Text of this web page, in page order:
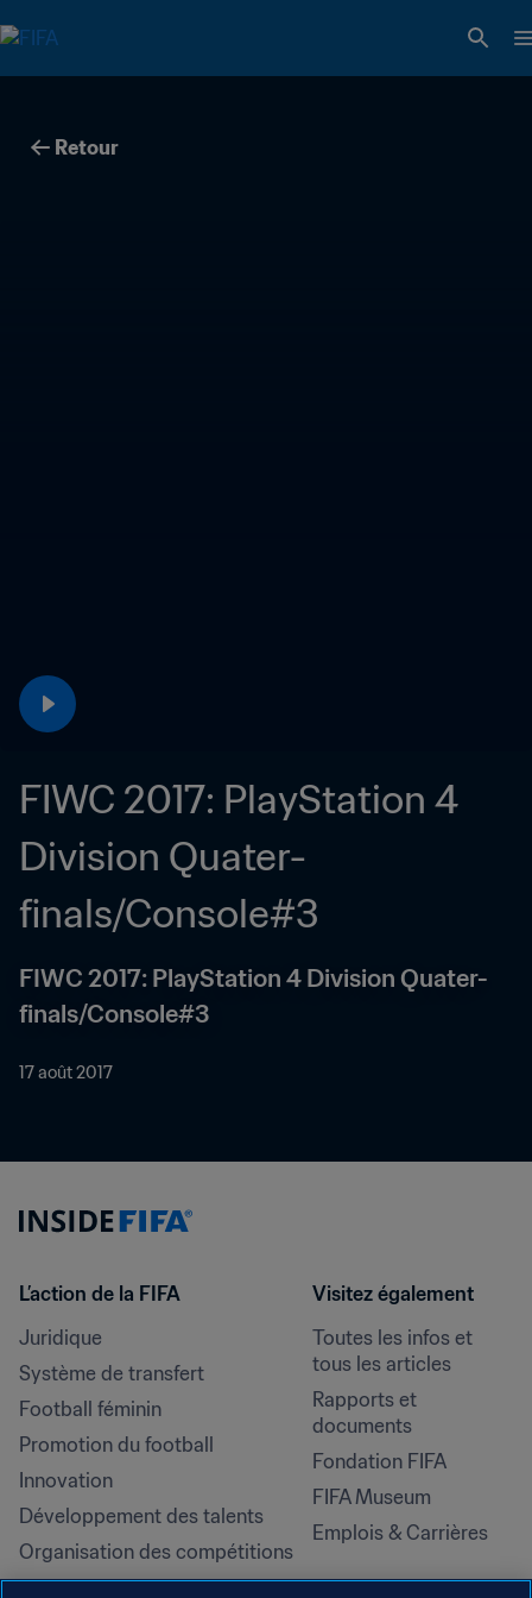
Retour
FIWC 2017: PlayStation 4
Division Quater-
finals/Console#3
FIWC 2017: PlayStation 4 Division Quater-
finals/Console#3
17 août 2017
L’action de la FIFA
Juridique
Système de transfert
Football féminin
Promotion du football
Innovation
Développement des talents
Organisation des compétitions
Développement durable
Visitez également
Toutes les infos et
tous les articles
Rapports et
documents
Fondation FIFA
FIFA Museum
Emplois & Carrières